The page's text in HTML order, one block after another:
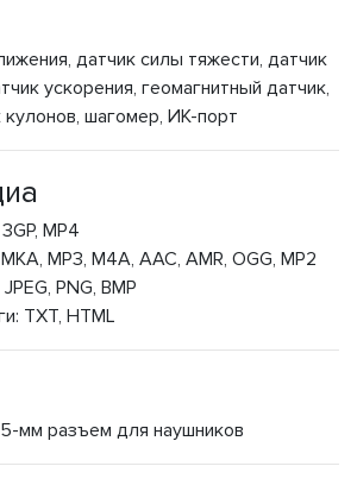
датчик силы тяжести, датчик
ускорения, геомагнитный датчик,
кулонов, шагомер, ИК-порт
MP4
MP3, M4A, AAC, AMR, OGG, MP2
PNG, BMP
TXT, HTML
мм разъем для наушников